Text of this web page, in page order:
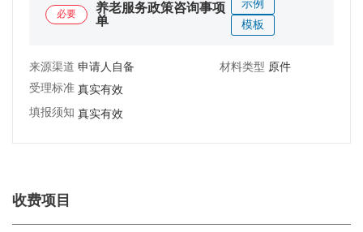
必要
养老服务政策咨询事项
单
示例
模板
来源渠道：申请人自备 材料类型：原件
受理标准：真实有效
填报须知：真实有效
收费项目